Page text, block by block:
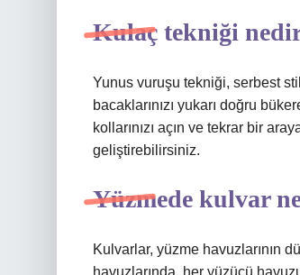
Kulaç tekniği
Yunus vuruşu tekniği, serbest
bacaklarınızı yukarı doğru
kollarınızı açın ve tekrar bir
geliştirebilirsiniz.
Yüzmede kulvar
Kulvarlar, yüzme havuzlarının
havuzlarında, her yüzücü